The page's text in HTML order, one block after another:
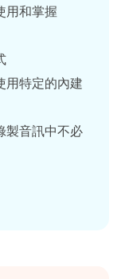
用和掌握
用特定的內建
製音訊中不必